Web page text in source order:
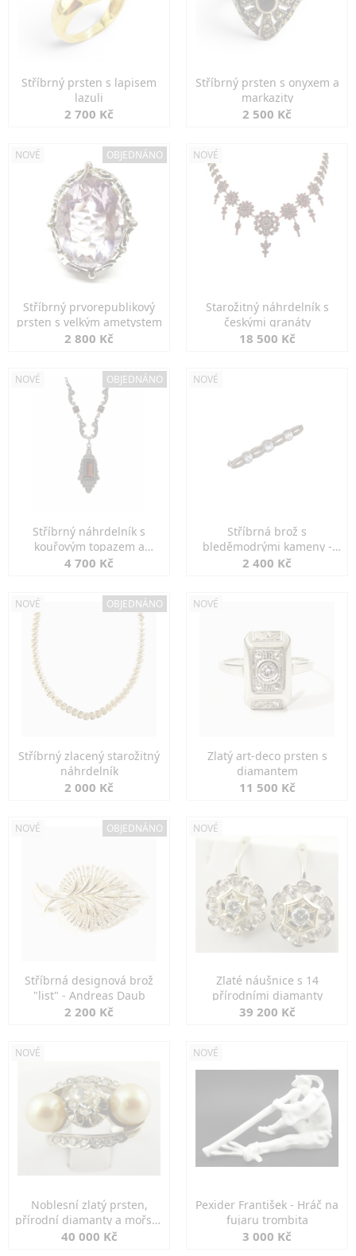
Stříbrný prsten s lapisem
lazuli
2 700 Kč
Stříbrný prsten s onyxem a
markazity
2 500 Kč
NOVÉ OBJEDNÁNO
Stříbrný prvorepublikový
prsten s velkým ametystem
2 800 Kč
NOVÉ
Starožitný náhrdelník s
českými granáty
18 500 Kč
NOVÉ OBJEDNÁNO
Stříbrný náhrdelník s
kouřovým topazem a
markazity
4 700 Kč
NOVÉ
Stříbrná brož s
bleděmodrými kameny -
jemná elegance
2 400 Kč
NOVÉ OBJEDNÁNO
Stříbrný zlacený starožitný
náhrdelník
2 000 Kč
NOVÉ
Zlatý art-deco prsten s
diamantem
11 500 Kč
NOVÉ OBJEDNÁNO
Stříbrná designová brož
"list" - Andreas Daub
2 200 Kč
NOVÉ
Zlaté náušnice s 14
přírodními diamanty
39 200 Kč
NOVÉ
Noblesní zlatý prsten,
přírodní diamanty a mořské
perly
40 000 Kč
NOVÉ
Pexider František - Hráč na
fujaru trombita
3 000 Kč